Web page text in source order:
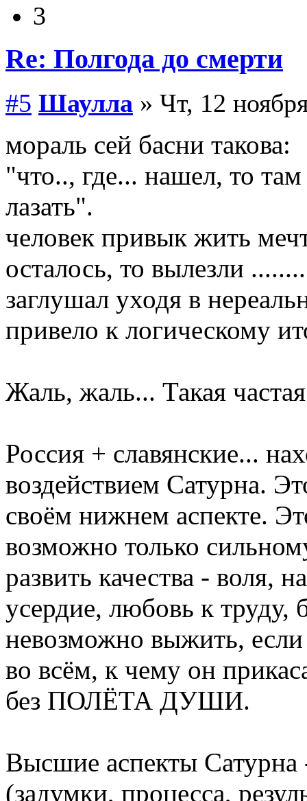
3
Re: Полгода до смерти
#5 Шаулла » Чт, 12
мораль сей басни такова:
"что.., где... нашел, то
лазать".
человек привык жить
осталось, то вылезли
заглушал уходя в
привело к логическому
Жаль, жаль... Такая
Россия + славянские...
воздействием Сатурна.
своём нижнем аспекте.
возможно только
развить качества - воля,
усердие, любовь к труду,
невозможно выжить,
во всём, к чему он
без ПОЛЁТА ДУШИ.
Высшие аспекты Сатурна
(задумки, процесса,